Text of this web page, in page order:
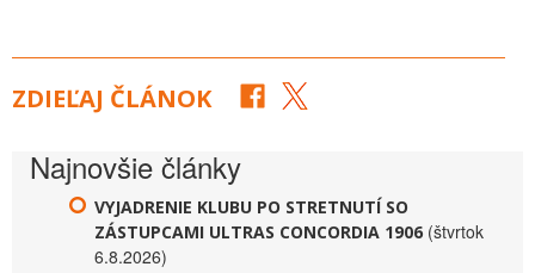
ZDIEĽAJ ČLÁNOK
Najnovšie články
VYJADRENIE KLUBU PO STRETNUTÍ SO
ZÁSTUPCAMI ULTRAS CONCORDIA 1906 (štvrtok
6.8.2026)